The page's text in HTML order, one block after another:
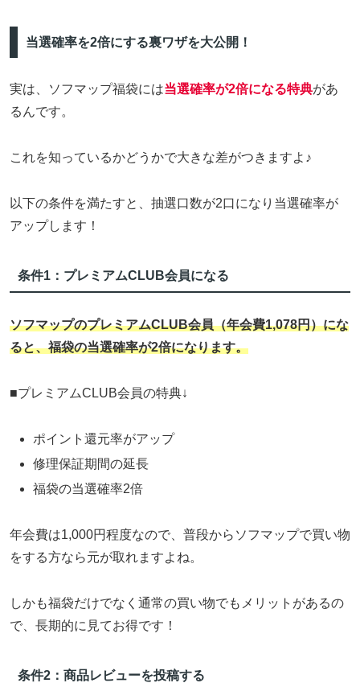
当選確率を2倍にする裏ワザを大公開！
実は、ソフマップ福袋には当選確率が2倍になる特典があ
るんです。
これを知っているかどうかで大きな差がつきますよ♪
以下の条件を満たすと、抽選口数が2口になり当選確率が
アップします！
条件1：プレミアムCLUB会員になる
ソフマップのプレミアムCLUB会員（年会費1,078円）にな
ると、福袋の当選確率が2倍になります。
■プレミアムCLUB会員の特典↓
ポイント還元率がアップ
修理保証期間の延長
福袋の当選確率2倍
年会費は1,000円程度なので、普段からソフマップで買い物
をする方なら元が取れますよね。
しかも福袋だけでなく通常の買い物でもメリットがあるの
で、長期的に見てお得です！
条件2：商品レビューを投稿する